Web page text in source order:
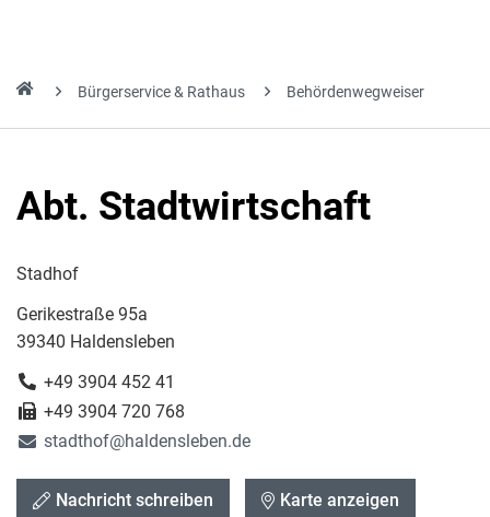
Bürgerservice & Rathaus Behördenwegweiser
Abt. Stadtwirtschaft
Stadhof
Gerikestraße 95a
39340 Haldensleben
+49 3904 452 41
+49 3904 720 768
stadthof@haldensleben.de
Nachricht schreiben Karte anzeigen